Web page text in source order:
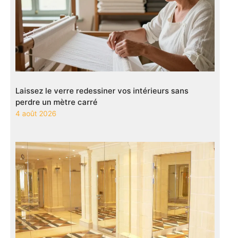
Laissez le verre redessiner vos intérieurs sans
perdre un mètre carré
4 août 2026